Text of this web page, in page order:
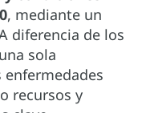
, mediante un
diferencia de los
sola
recursos y